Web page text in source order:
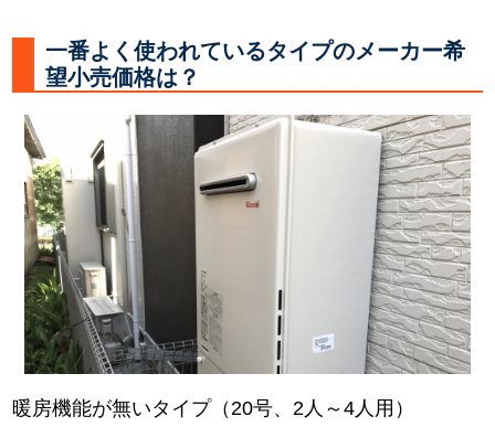
一番よく使われているタイプのメーカー希
望小売価格は？
暖房機能が無いタイプ（20号、2人～4人用）